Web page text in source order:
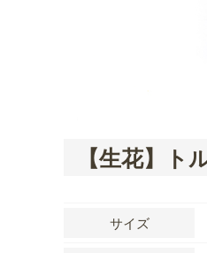
【生花】
サイズ